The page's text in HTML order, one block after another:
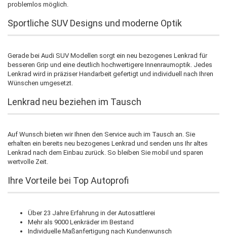
problemlos möglich.
Sportliche SUV Designs und moderne Optik
Gerade bei Audi SUV Modellen sorgt ein neu bezogenes Lenkrad für
besseren Grip und eine deutlich hochwertigere Innenraumoptik. Jedes
Lenkrad wird in präziser Handarbeit gefertigt und individuell nach Ihren
Wünschen umgesetzt.
Lenkrad neu beziehen im Tausch
Auf Wunsch bieten wir Ihnen den Service auch im Tausch an. Sie
erhalten ein bereits neu bezogenes Lenkrad und senden uns Ihr altes
Lenkrad nach dem Einbau zurück. So bleiben Sie mobil und sparen
wertvolle Zeit.
Ihre Vorteile bei Top Autoprofi
Über 23 Jahre Erfahrung in der Autosattlerei
Mehr als 9000 Lenkräder im Bestand
Individuelle Maßanfertigung nach Kundenwunsch